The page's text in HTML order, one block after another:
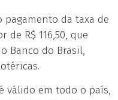
pagamento da taxa de
R$ 116,50, que
Banco do Brasil,
válido em todo o país,